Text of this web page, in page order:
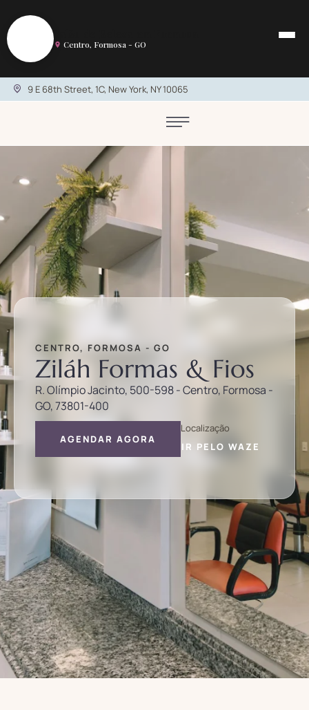
Centro, Formosa - GO
9 E 68th Street, 1C, New York, NY 10065
CENTRO, FORMOSA - GO
Ziláh Formas & Fios
R. Olímpio Jacinto, 500-598 - Centro, Formosa -
GO, 73801-400
AGENDAR AGORA
Localização
IR PELO WAZE